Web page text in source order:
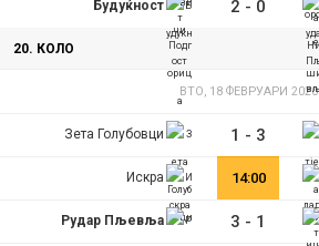
Будуќност 2 - 0
20. КОЛО
ВТО, 18 ФЕВРУАРИ 2020
Зета Голубовци 1 - 3
Искра 14:00
Рудар Пљевља 3 - 1